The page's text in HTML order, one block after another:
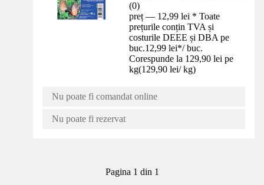
(0)
preț — 12,99 lei * Toate
prețurile conțin TVA și
costurile DEEE și DBA pe
buc.12,99 lei*/ buc.
Corespunde la 129,90 lei pe
kg(129,90 lei/ kg)
Nu poate fi comandat online
Nu poate fi rezervat
Pagina 1 din 1